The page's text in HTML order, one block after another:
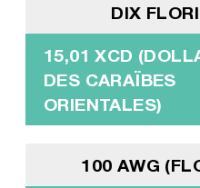
DIX
15,01 XCD
DES CARAÏBES
ORIENTALES)
100 AWG